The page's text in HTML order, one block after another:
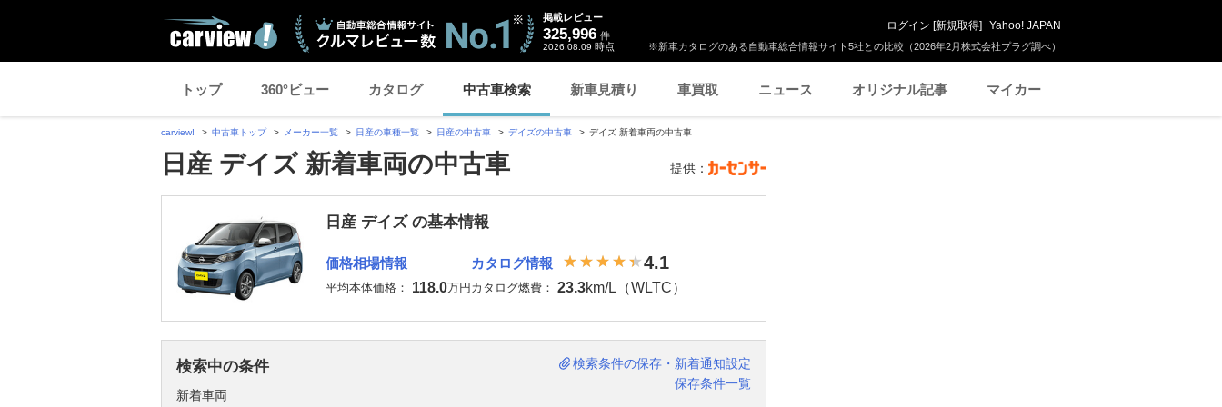
※新車カタログのある自動車総合情報サイト5社との比較（2026年2月株式会社プラグ調べ）
掲載レビュー
325,996 件
2026.08.09 時点
ログイン [新規取得] Yahoo! JAPAN
トップ 360°ビュー カタログ 中古車検索 新車見積り 車買取 ニュース オリジナル記事 マイカー
carview! 中古車トップ メーカー一覧 日産の車種一覧 日産の中古車 デイズの中古車 デイズ 新着車両の中古車
日産 デイズ 新着車両の中古車 提供：
日産 デイズ の基本情報
価格相場情報
平均本体価格： 118.0万円
カタログ情報 4.1
カタログ燃費： 23.3km/L（WLTC）
検索中の条件
新着車両
検索条件の保存・新着通知設定
保存条件一覧